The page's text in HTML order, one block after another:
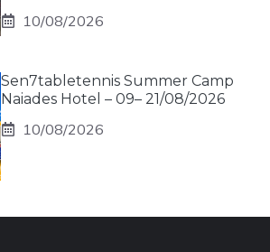
10/08/2026
Sen7tabletennis Summer Camp
Naiades Hotel – 09– 21/08/2026
10/08/2026